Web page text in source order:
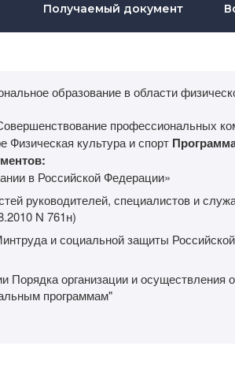
Получаемый документ
образование в области
профессиональных
Физическая культура и спорт
в Российской Федерации»
руководителей, специалистов и
N 761н)
и социальной защиты
организации и осуществления
программам"